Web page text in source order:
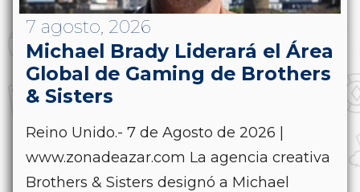
7 agosto, 2026
Michael Brady Liderará el Área
Global de Gaming de Brothers
& Sisters
Reino Unido.- 7 de Agosto de 2026 |
www.zonadeazar.com La agencia creativa
Brothers & Sisters designó a Michael